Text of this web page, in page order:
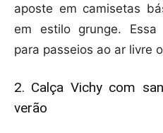
aposte em camisetas
em estilo grunge.
para passeios ao ar livre
2. Calça Vichy com
verão